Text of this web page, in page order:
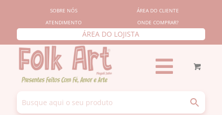
SOBRE NÓS
ÁREA DO CLIENTE
ATENDIMENTO
ONDE COMPRAR?
ÁREA DO LOJISTA